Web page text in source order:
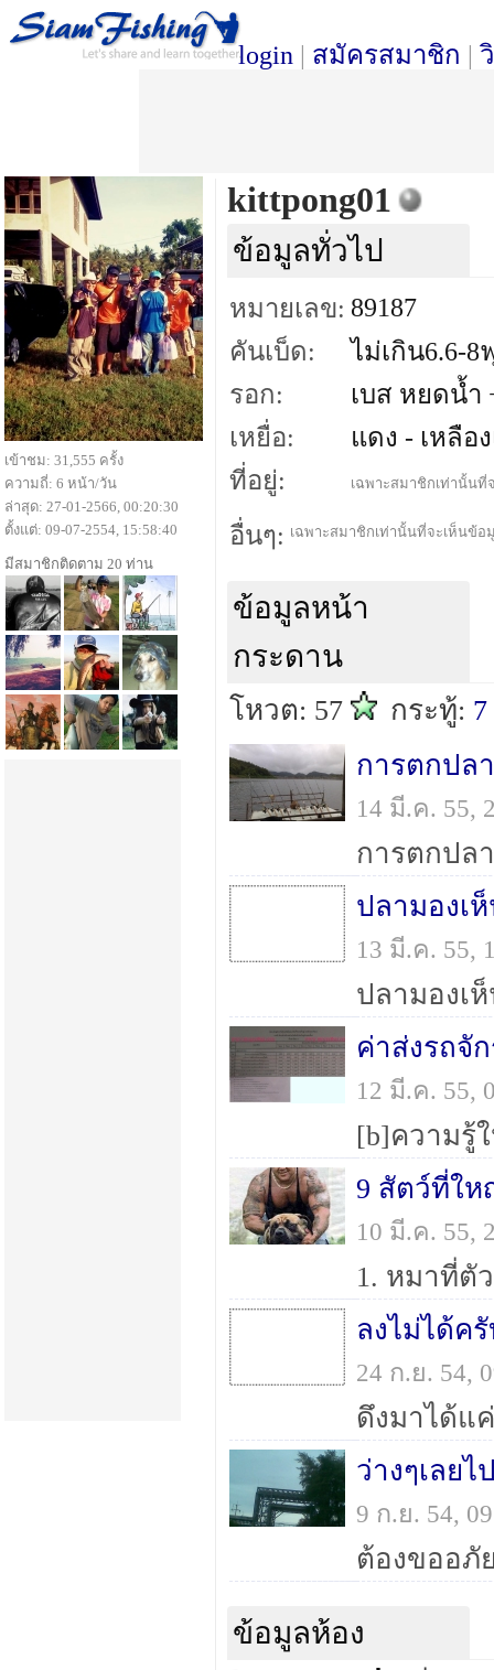
login | สมัครสมาชิก |
kittpong01
ข้อมูลทั่วไป
หมายเลข: 89187
คันเบ็ด:
ไม่เกิน6.6-8
รอก:
เบส หยดน้ำ
เหยื่อ:
แดง - เหลือ
ที่อยู่:
เฉพาะสมาชิกเท่านั้นที่
อื่นๆ: เฉพาะสมาชิกเท่านั้นที่จะเห็นข้อ
ข้อมูลหน้า
กระดาน
โหวต: 57 กระทู้: 7
การตกปล
14 มี.ค. 55,
ปลามองเ
13 มี.ค. 55,
12 มี.ค. 55,
9 สัตว์ที่ใ
10 มี.ค. 55,
ลงไม่ได้ค
24 ก.ย. 54,
9 ก.ย. 54,
ข้อมูลห้อง
เข้าชม: 31,555 ครั้ง
ความถี่: 6 หน้า/วัน
ล่าสุด: 27-01-2566, 00:20:30
ตั้งแต่: 09-07-2554, 15:58:40
มีสมาชิกติดตาม 20 ท่าน